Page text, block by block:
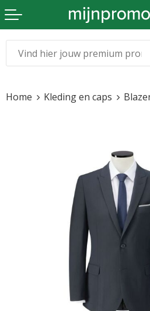
Kleding & caps
Tassen en reizen
Beurs en evenementen
Bloemen en planten
Sinterklaas
Home Kleding en caps